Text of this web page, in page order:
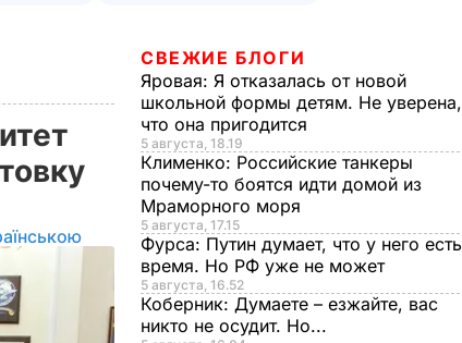
СВЕЖИЕ БЛОГИ
Яровая: Я отказалась от новой
школьной формы детям. Не уверена,
что она пригодится
5 августа, 18.19
Клименко: Российские танкеры
почему-то боятся идти домой из
Мраморного моря
5 августа, 17.15
Фурса: Путин думает, что у него есть
время. Но РФ уже не может
5 августа, 16.52
Коберник: Думаете – езжайте, вас
никто не осудит. Но...